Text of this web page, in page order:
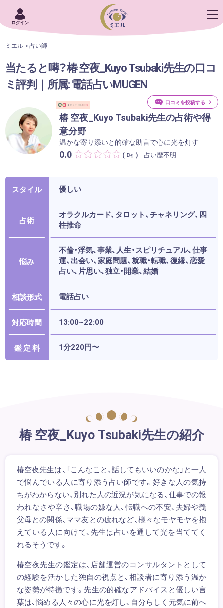
ログイン
ミエル 占い師
当たると噂？椿 空夜_Kuyo Tsubaki先生の口コ
ミ評判｜所属: 電話占いMUGEN
椿 空夜_Kuyo Tsubaki先生の占術や得
意分野
温かな寄り添いと的確な助言で心に光を灯す
0.0 ( 0件 ) 占い歴不明
口コミを投稿する
スタイル 優しい
占術
オラクルカード、タロット、チャネリング、四
柱推命
悩み
不倫・浮気、事業、人生・スピリチュアル、仕事
運、出会い、家庭問題、就職・転職、復縁、恋愛
占い、片思い、独立・開業、結婚
相談形式 電話占い
対応時間 13:00~22:00
鑑 定 料 1分220円〜
椿 空夜_Kuyo Tsubaki先生の紹介
椿空夜先生は、「こんなこと、話してもいいのかな」と一人
で悩んでいる人に寄り添う占い師です。好きな人の気持
ちがわからない、別れた人の近況が気になる、仕事での報
われなさや辛さ、職場の嫌な人、転職への不安、夫婦や義
父母との関係、ママ友との疲れなど、様々なモヤモヤを抱
えている人に向けて、先生は占いを通して光を当ててく
れるそうです。
椿空夜先生の鑑定は、店舗運営のコンサルタントとして
の経験を活かした独自の視点と、相談者に寄り添う温か
な姿勢が特徴です。先生の的確なアドバイスと優しい言
葉は、悩める人々の心に光を灯し、自分らしく元気に前へ